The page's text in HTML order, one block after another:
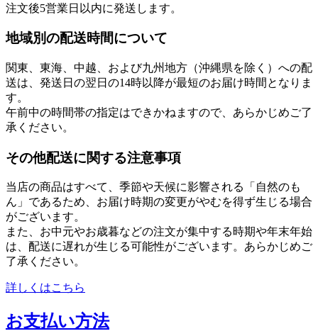
注文後5営業日以内に発送します。
地域別の配送時間について
関東、東海、中越、および九州地方（沖縄県を除く）への配
送は、発送日の翌日の14時以降が最短のお届け時間となりま
す。
午前中の時間帯の指定はできかねますので、あらかじめご了
承ください。
その他配送に関する注意事項
当店の商品はすべて、季節や天候に影響される「自然のも
ん」であるため、お届け時期の変更がやむを得ず生じる場合
がございます。
また、お中元やお歳暮などの注文が集中する時期や年末年始
は、配送に遅れが生じる可能性がございます。あらかじめご
了承ください。
詳しくはこちら
お支払い方法